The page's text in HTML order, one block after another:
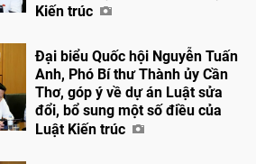
Kiến trúc
Đại biểu Quốc hội Nguyễn Tuấn
Anh, Phó Bí thư Thành ủy Cần
Thơ, góp ý về dự án Luật sửa
đổi, bổ sung một số điều của
Luật Kiến trúc